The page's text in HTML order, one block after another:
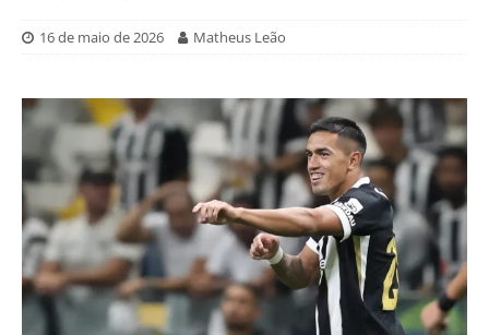
16 de maio de 2026 Matheus Leão